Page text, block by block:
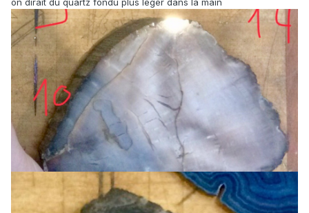
on dirait du quartz fondu plus léger dans la main